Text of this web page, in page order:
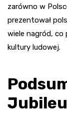
zarówno w
prezentował
wiele nagród, co
kultury ludowej.